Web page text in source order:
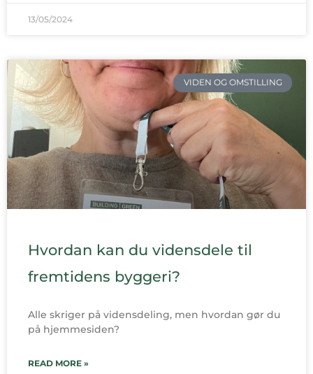
13/05/2024
VIDEN OG OMSTILLING
Hvordan kan du vidensdele til
fremtidens byggeri?
Alle skriger på vidensdeling, men hvordan gør du
på hjemmesiden?
READ MORE »